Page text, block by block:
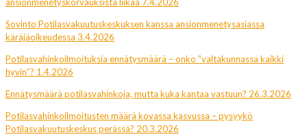
ansionmenetyskorvauksista liikaa 7.4.2026
Sovinto Potilasvakuutuskeskuksen kanssa ansionmenetysasiassa
käräjäoikeudessa 3.4.2026
Potilasvahinkoilmoituksia ennätysmäärä – onko ”valtakunnassa kaikki
hyvin”? 1.4.2026
Ennätysmäärä potilasvahinkoja, mutta kuka kantaa vastuun? 26.3.2026
Potilasvahinkoilmoitusten määrä kovassa kasvussa – pysyykö
Potilasvakuutuskeskus perässä? 20.3.2026